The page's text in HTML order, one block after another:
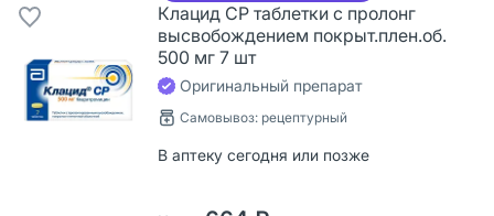
Клацид СР таблетки с пролонг
высвобождением покрыт.плен.об.
500 мг 7 шт
Оригинальный препарат
Самовывоз: рецептурный
В аптеку сегодня или позже